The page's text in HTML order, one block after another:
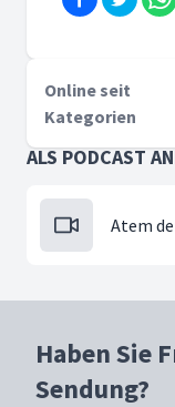
Online seit
Kategorien
ALS PODCAST
Atem
Haben Sie
Sendung?